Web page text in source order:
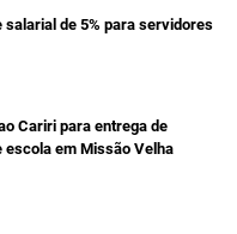
salarial de 5% para servidores
Cariri para entrega de
escola em Missão Velha